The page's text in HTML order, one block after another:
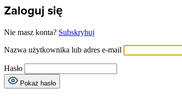
Zaloguj się
Nie masz konta? Subskrybuj
Nazwa użytkownika lub adres e-mail
Hasło
Pokaż hasło